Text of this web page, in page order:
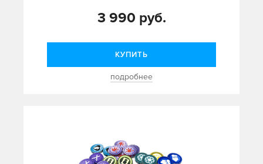
3 990 руб.
КУПИТЬ
подробнее